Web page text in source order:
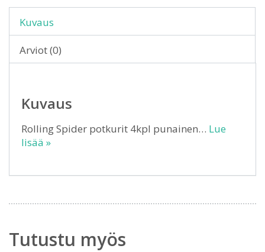
Kuvaus
Arviot (0)
Kuvaus
Rolling Spider potkurit 4kpl punainen… Lue
lisää »
Tutustu myös